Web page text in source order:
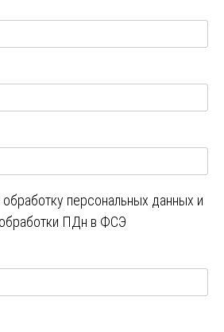
обработку персональных данных и
обработки ПДн в ФСЭ